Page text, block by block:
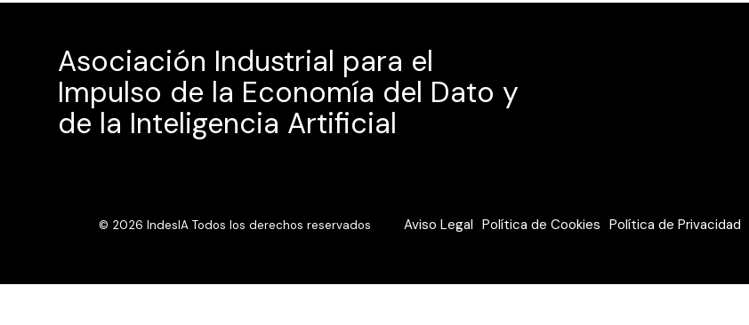
Asociación Industrial para el
Impulso de la Economía del Dato y
de la Inteligencia Artificial
© 2026 IndesIA Todos los derechos reservados Aviso Legal Política de Cookies Política de Privacidad